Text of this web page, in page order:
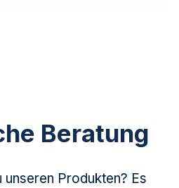
Beratung
unseren Produkten? Es